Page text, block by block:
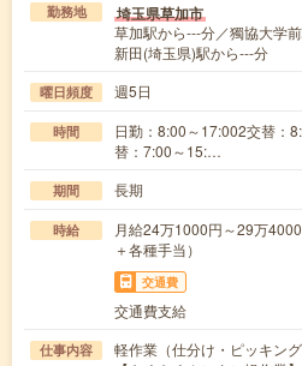
勤務地 埼玉県草加市
草加駅から---分／獨協大学
新田(埼玉県)駅から---分
曜日頻度 週5日
時間
日勤：8:00～17:002交替：
替：7:00～15:…
期間 長期
時給
月給24万1000円～29万
＋各種手当）
交通費
交通費支給
仕事内容
軽作業（仕分け・ピッキン